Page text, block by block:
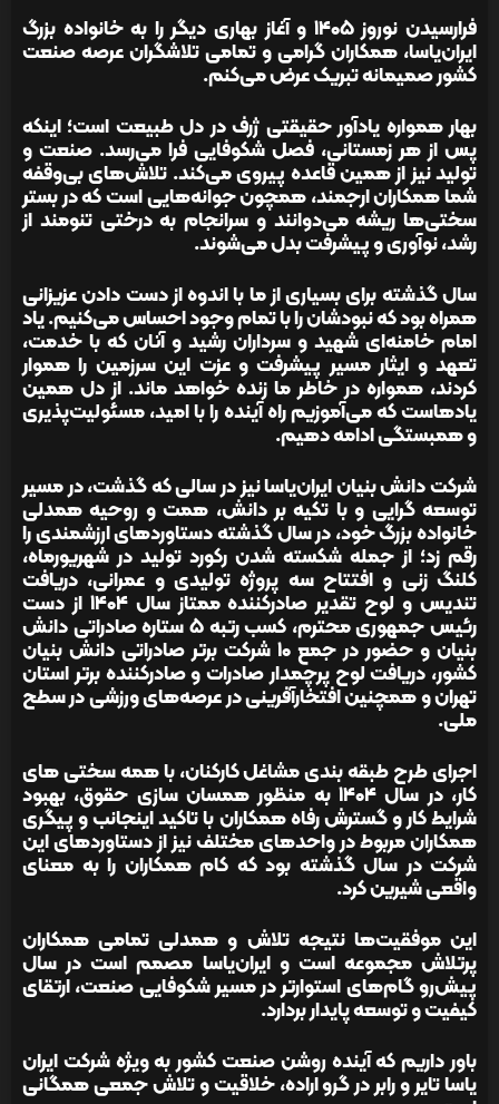
فرارسیدن نوروز ۱۴۰۵ و آغاز بهاری دیگر را به خانواده بزرگ
ایران‌یاسا، همکاران گرامی و تمامی تلاشگران عرصه صنعت
کشور صمیمانه تبریک عرض می‌کنم.
بهار همواره یادآور حقیقتی ژرف در دل طبیعت است؛ اینکه
پس از هر زمستانی، فصل شکوفایی فرا می‌رسد. صنعت و
تولید نیز از همین قاعده پیروی می‌کند. تلاش‌های بی‌وقفه
شما همکاران ارجمند، همچون جوانه‌هایی است که در بستر
سختی‌ها ریشه می‌دوانند و سرانجام به درختی تنومند از
رشد، نوآوری و پیشرفت بدل می‌شوند.
سال گذشته برای بسیاری از ما با اندوه از دست دادن عزیزانی
همراه بود که نبودشان را با تمام وجود احساس می‌کنیم. یاد
امام خامنه‌ای شهید و سرداران رشید و آنان که با خدمت،
تعهد و ایثار مسیر پیشرفت و عزت این سرزمین را هموار
کردند، همواره در خاطر ما زنده خواهد ماند. از دل همین
یادهاست که می‌آموزیم راه آینده را با امید، مسئولیت‌پذیری
و همبستگی ادامه دهیم.
شرکت دانش بنیان ایران‌یاسا نیز در سالی که گذشت، در مسیر
توسعه گرایی و با تکیه بر دانش، همت و روحیه همدلی
خانواده بزرگ خود، در سال گذشته دستاوردهای ارزشمندی را
رقم زد؛ از جمله شکسته شدن رکورد تولید در شهریورماه،
کلنگ زنی و افتتاح سه پروژه تولیدی و عمرانی، دریافت
تندیس و لوح تقدیر صادرکننده ممتاز سال ۱۴۰۴ از دست
رئیس جمهوری محترم، کسب رتبه ۵ ستاره صادراتی دانش
بنیان و حضور در جمع ۱۰ شرکت برتر صادراتی دانش بنیان
کشور، دریافت لوح پرچمدار صادرات و صادرکننده برتر استان
تهران و همچنین افتخارآفرینی در عرصه‌های ورزشی در سطح
ملی.
اجرای طرح طبقه بندی مشاغل کارکنان، با همه سختی های
کار، در سال ۱۴۰۴ به منظور همسان سازی حقوق، بهبود
شرایط کار و گسترش رفاه همکاران با تاکید اینجانب و پیگری
همکاران مربوط در واحدهای مختلف نیز از دستاوردهای این
شرکت در سال گذشته بود که کام همکاران را به معنای
واقعی شیرین کرد.
این موفقیت‌ها نتیجه تلاش و همدلی تمامی همکاران
پرتلاش مجموعه است و ایران‌یاسا مصمم است در سال
پیش‌رو گام‌های استوارتر در مسیر شکوفایی صنعت، ارتقای
کیفیت و توسعه پایدار بردارد.
باور داریم که آینده روشن صنعت کشور به ویژه شرکت ایران
یاسا تایر و رابر در گرو اراده، خلاقیت و تلاش جمعی همگانی